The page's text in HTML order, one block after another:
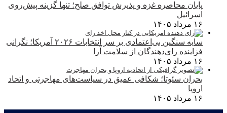
پایان محاصره غزه و پذیرش توافق صلح؛ تنها گزینه پیش‌روی
اسرائیل
۱۶ مرداد ۱۴۰۵
سایه سنگین بی‌اعتمادی بر سر انتخابات ۲۰۲۶ آمریکا؛ نگرانی
فزاینده رای‌دهندگان از سلامت آرا
۱۶ مرداد ۱۴۰۵
بحران سئوتا؛ شکافی عمیق در سیاست‌های مهاجرتی و اتحاد
اروپا
۱۶ مرداد ۱۴۰۵